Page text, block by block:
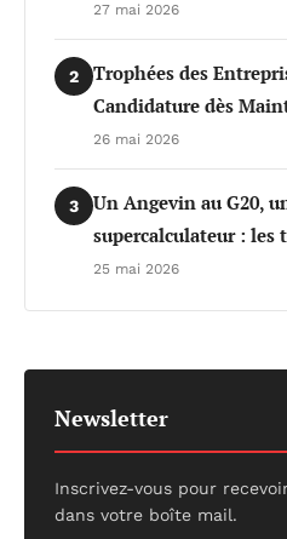
27 mai 2026
2
Trophées des
Candidature dès
26 mai 2026
3
Un Angevin au G20,
supercalculateur : les
25 mai 2026
Newsletter
Inscrivez-vous pour
dans votre boîte mail.